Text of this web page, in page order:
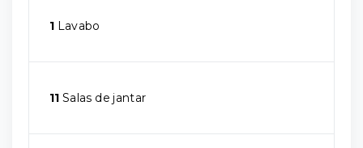
1 Lavabo
11 Salas de jantar